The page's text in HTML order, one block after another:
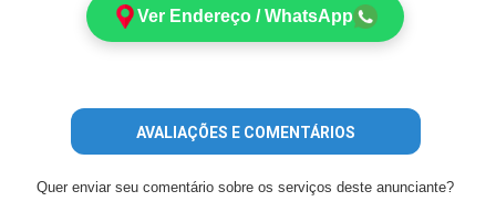
Ver Endereço / WhatsApp
AVALIAÇÕES E COMENTÁRIOS
Quer enviar seu comentário sobre os serviços deste anunciante?